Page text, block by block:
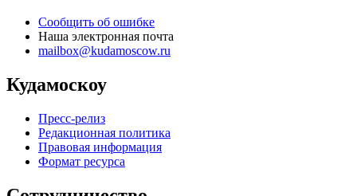
Сообщить об ошибке
Наша электронная почта
mailbox@kudamoscow.ru
Кудамоскоу
Пресс-релиз
Редакционная политика
Правовая информация
Формат ресурса